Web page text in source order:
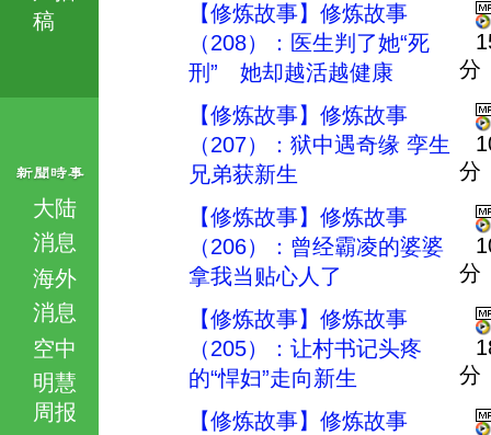
稿
大陆
消息
海外
消息
空中
明慧
周报
【修炼故事】修炼故事
（208）：医生判了她“死
刑” 她却越活越健康
分
【修炼故事】修炼故事
（207）：狱中遇奇缘 孪生
兄弟获新生
分
【修炼故事】修炼故事
（206）：曾经霸凌的婆婆
拿我当贴心人了
分
【修炼故事】修炼故事
（205）：让村书记头疼
的“悍妇”走向新生
分
【修炼故事】修炼故事